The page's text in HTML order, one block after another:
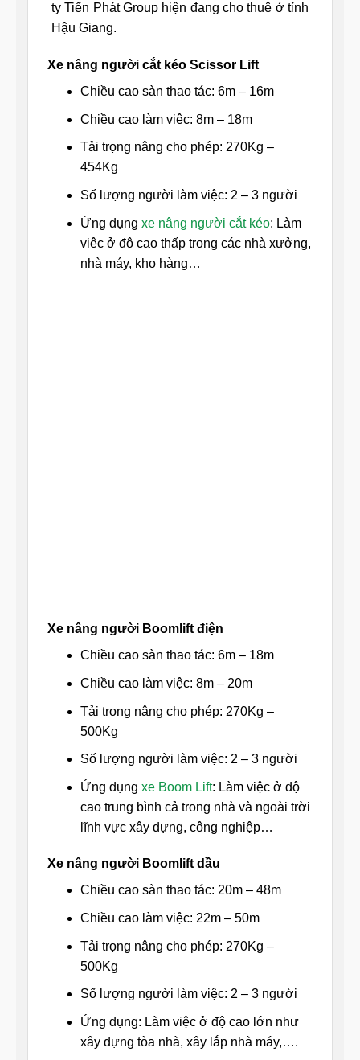
ty Tiến Phát Group hiện đang cho thuê ở tỉnh
Hậu Giang.
Xe nâng người cắt kéo Scissor Lift
Chiều cao sàn thao tác: 6m – 16m
Chiều cao làm việc: 8m – 18m
Tải trọng nâng cho phép: 270Kg –
454Kg
Số lượng người làm việc: 2 – 3 người
Ứng dụng xe nâng người cắt kéo: Làm
việc ở độ cao thấp trong các nhà xưởng,
nhà máy, kho hàng…
Xe nâng người Boomlift điện
Chiều cao sàn thao tác: 6m – 18m
Chiều cao làm việc: 8m – 20m
Tải trọng nâng cho phép: 270Kg –
500Kg
Số lượng người làm việc: 2 – 3 người
Ứng dụng xe Boom Lift: Làm việc ở độ
cao trung bình cả trong nhà và ngoài trời
lĩnh vực xây dựng, công nghiệp…
Xe nâng người Boomlift dầu
Chiều cao sàn thao tác: 20m – 48m
Chiều cao làm việc: 22m – 50m
Tải trọng nâng cho phép: 270Kg –
500Kg
Số lượng người làm việc: 2 – 3 người
Ứng dụng: Làm việc ở độ cao lớn như
xây dựng tòa nhà, xây lắp nhà máy,….